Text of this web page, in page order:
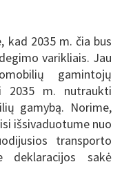
kad 2035 m. čia bus
varikliais. Jau
gamintojų
2035 m. nutraukti
gamybą. Norime,
išsivaduotume nuo
transporto
deklaracijos sakė